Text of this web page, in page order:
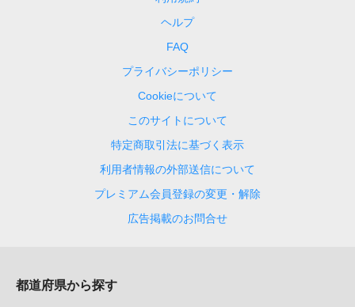
ヘルプ
FAQ
プライバシーポリシー
Cookieについて
このサイトについて
特定商取引法に基づく表示
利用者情報の外部送信について
プレミアム会員登録の変更・解除
広告掲載のお問合せ
都道府県から探す